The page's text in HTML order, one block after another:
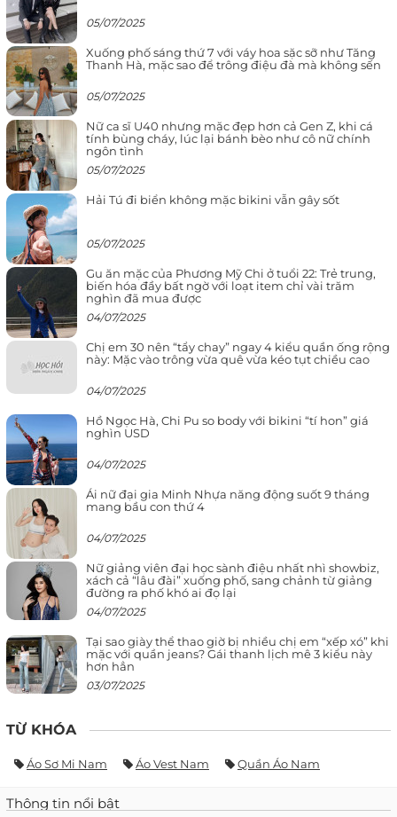
05/07/2025
Xuống phố sáng thứ 7 với váy hoa sặc sỡ như Tăng
Thanh Hà, mặc sao để trông điệu đà mà không sến
05/07/2025
Nữ ca sĩ U40 nhưng mặc đẹp hơn cả Gen Z, khi cá
tính bùng cháy, lúc lại bánh bèo như cô nữ chính
ngôn tình
05/07/2025
Hải Tú đi biển không mặc bikini vẫn gây sốt
05/07/2025
Gu ăn mặc của Phương Mỹ Chi ở tuổi 22: Trẻ trung,
biến hóa đầy bất ngờ với loạt item chỉ vài trăm
nghìn đã mua được
04/07/2025
Chị em 30 nên “tẩy chay” ngay 4 kiểu quần ống rộng
này: Mặc vào trông vừa quê vừa kéo tụt chiều cao
04/07/2025
Hồ Ngọc Hà, Chi Pu so body với bikini “tí hon” giá
nghìn USD
04/07/2025
Ái nữ đại gia Minh Nhựa năng động suốt 9 tháng
mang bầu con thứ 4
04/07/2025
Nữ giảng viên đại học sành điệu nhất nhì showbiz,
xách cả “lâu đài” xuống phố, sang chảnh từ giảng
đường ra phố khó ai đọ lại
04/07/2025
Tại sao giày thể thao giờ bị nhiều chị em “xếp xó” khi
mặc với quần jeans? Gái thanh lịch mê 3 kiểu này
hơn hẳn
03/07/2025
TỪ KHÓA
Áo Sơ Mi Nam Áo Vest Nam Quần Áo Nam
Thông tin nổi bật